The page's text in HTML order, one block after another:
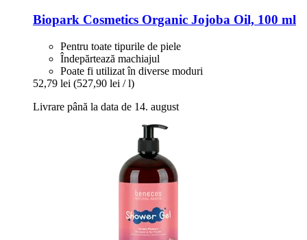
Biopark Cosmetics Organic Jojoba Oil, 100 ml
Pentru toate tipurile de piele
Îndepărtează machiajul
Poate fi utilizat în diverse moduri
52,79 lei (527,90 lei / l)
Livrare până la data de 14. august